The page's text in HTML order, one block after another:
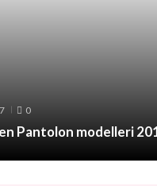
0
Pantolon modelleri